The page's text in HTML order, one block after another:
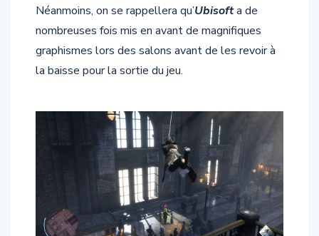
Néanmoins, on se rappellera qu’Ubisofta de
nombreuses fois mis en avant de magnifiques
graphismes lors des salons avant de les revoir à
la baisse pour la sortie du jeu.